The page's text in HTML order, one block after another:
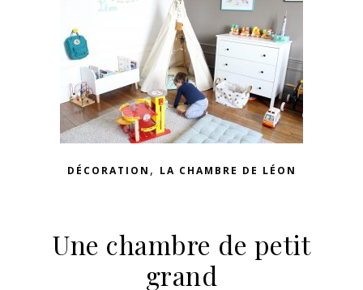
DÉCORATION , LA CHAMBRE DE LÉON
Une chambre de petit
grand